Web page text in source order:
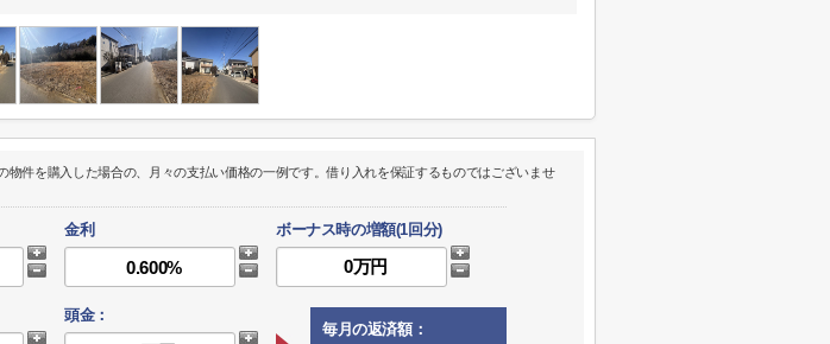
物件を購入した場合の、月々の支払い価格の一例です。借り入れを保証するものではございませ
金利 ボーナス時の増額(1回分)
頭金：
毎月の返済額：